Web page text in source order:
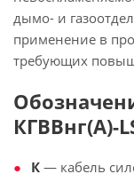
дымо- и
применение в
требующих
КГВВнг(А)-
К — кабель